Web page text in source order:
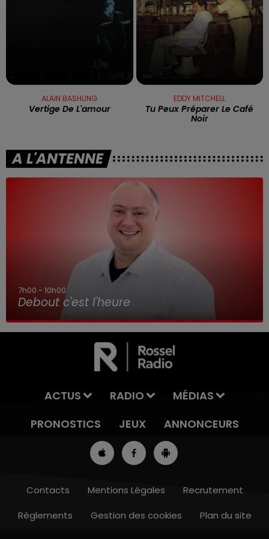
16h00 - 19h00
ALAIN BASHUNG
Vertige De L'amour
EDDY MITCHELL
Tu Peux Préparer Le Café
Noir
A L'ANTENNE
7h00 - 10h00
Debout c'est l'heure
ACTUS RADIO
MÉDIAS
PRONOSTICS
JEUX ANNONCEURS
Contacts Mentions Légales
Recrutement
Règlements
Gestion des cookies Plan du site